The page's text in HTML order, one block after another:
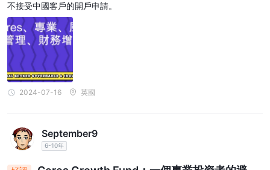
不接受中國客戶的開戶申請。
2024-07-16 英國
September9
6-10年